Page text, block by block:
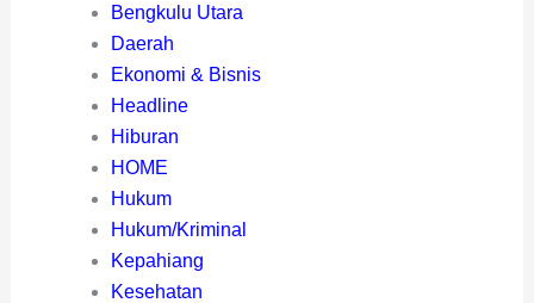
Bengkulu Utara
Daerah
Ekonomi & Bisnis
Headline
Hiburan
HOME
Hukum
Hukum/Kriminal
Kepahiang
Kesehatan